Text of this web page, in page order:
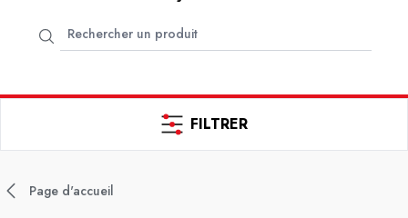
FILTRER
Page d'accueil